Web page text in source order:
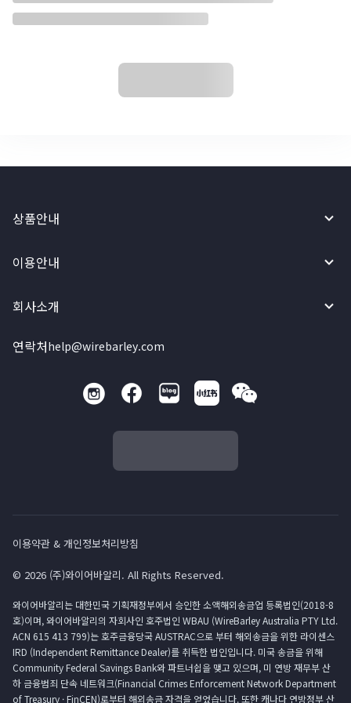
상품안내
이용안내
회사소개
연락처help@wirebarley.com
이용약관 & 개인정보처리방침
© 2026 (주)와이어바알리. All Rights Reserved.
와이어바알리는 대한민국 기획재정부에서 승인한 소액해외송금업 등록법인(2018-8
호)이며, 와이어바알리의 자회사인 호주법인 WBAU (WireBarley Australia PTY Ltd.
ACN 615 413 799)는 호주금융당국 AUSTRAC으로 부터 해외송금을 위한 라이센스
IRD (Independent Remittance Dealer)를 취득한 법인입니다. 미국 송금을 위해
Community Federal Savings Bank와 파트너쉽을 맺고 있으며, 미 연방 재무부 산
하 금융범죄 단속 네트워크(Financial Crimes Enforcement Network Department
of Treasury · FinCEN)로부터 해외송금 자격을 얻었습니다. 또한 캐나다 연방정부 산